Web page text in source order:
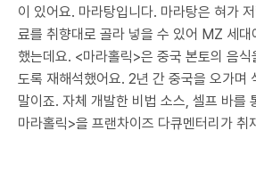
이 있어요. 마라탕입니다. 마라탕은 혀가
료를 취향대로 골라 넣을 수 있어 MZ 세대
했는데요. <마라홀릭>은 중국 본토의 음
도록 재해석했어요. 2년 간 중국을 오가며
말이죠. 자체 개발한 비법 소스, 셀프 바를
마라홀릭>을 프랜차이즈 다큐멘터리가 취